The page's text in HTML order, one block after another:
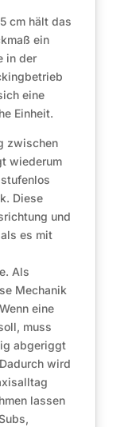
cm hält das
ein
in der
eine
Einheit.
zwischen
wiederum
Diese
und
es mit
Als
Mechanik
eine
muss
abgeriggt
wird
lassen